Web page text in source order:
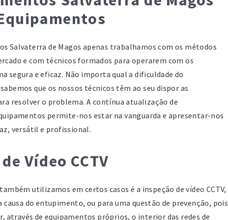
Salvaterra de Magos apenas trabalhamos com os métodos
e com técnicos formados para operarem com os
segura e eficaz. Não importa qual a dificuldade do
que os nossos técnicos têm ao seu dispor as
resolver o problema. A contínua atualização de
permite-nos estar na vanguarda e apresentar-nos
versátil e profissional.
Vídeo CCTV
utilizamos em certos casos é a inspeção de vídeo CCTV,
do entupimento, ou para uma questão de prevenção, pois
através de equipamentos próprios, o interior das redes de